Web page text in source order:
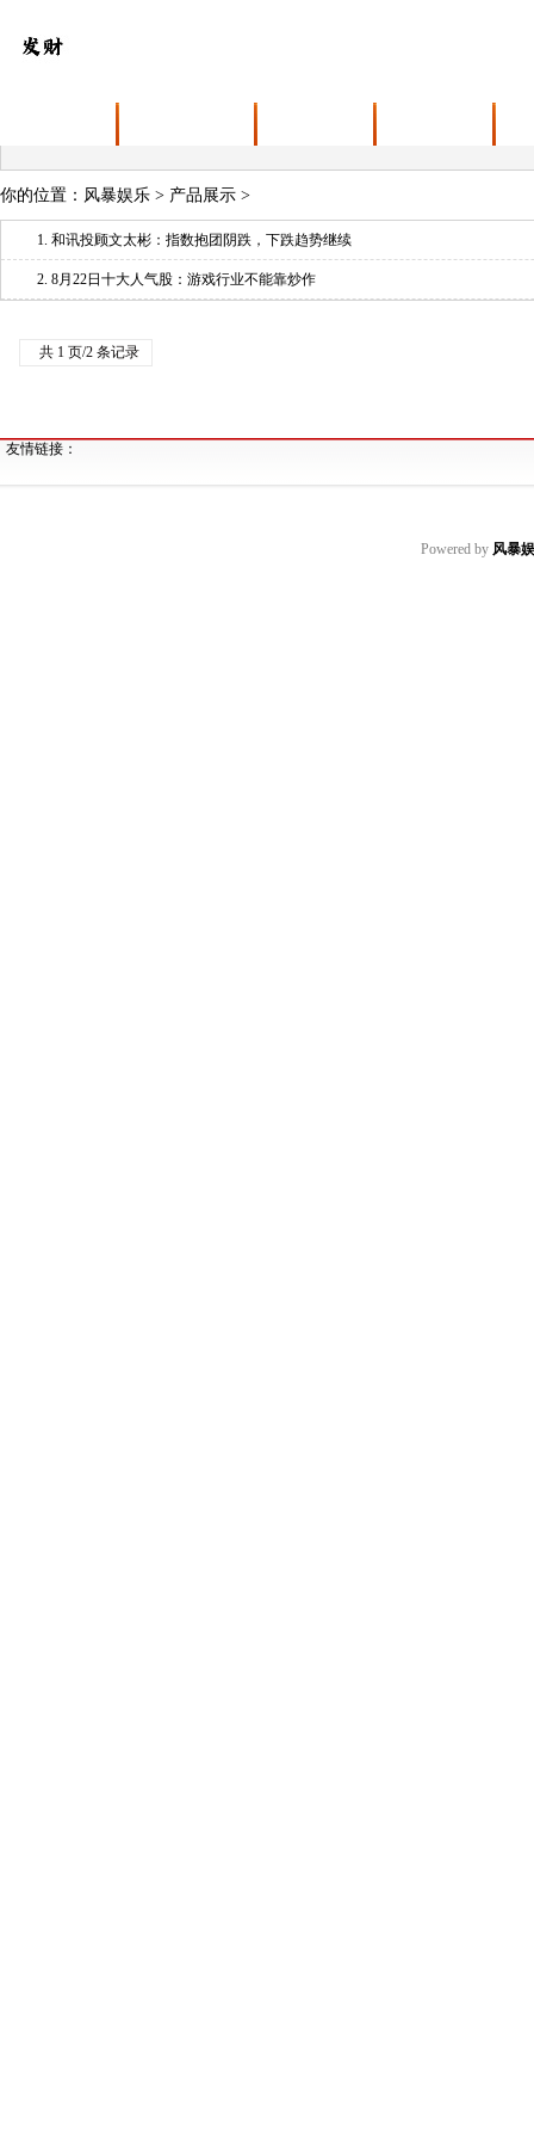
你的位置： 风暴娱乐 > 产品展示 >
1. 和讯投顾文太彬：指数抱团阴跌，下跌趋势继续
2. 8月22日十大人气股：游戏行业不能靠炒作
共 1 页/2 条记录
友情链接：
Powered by 风暴